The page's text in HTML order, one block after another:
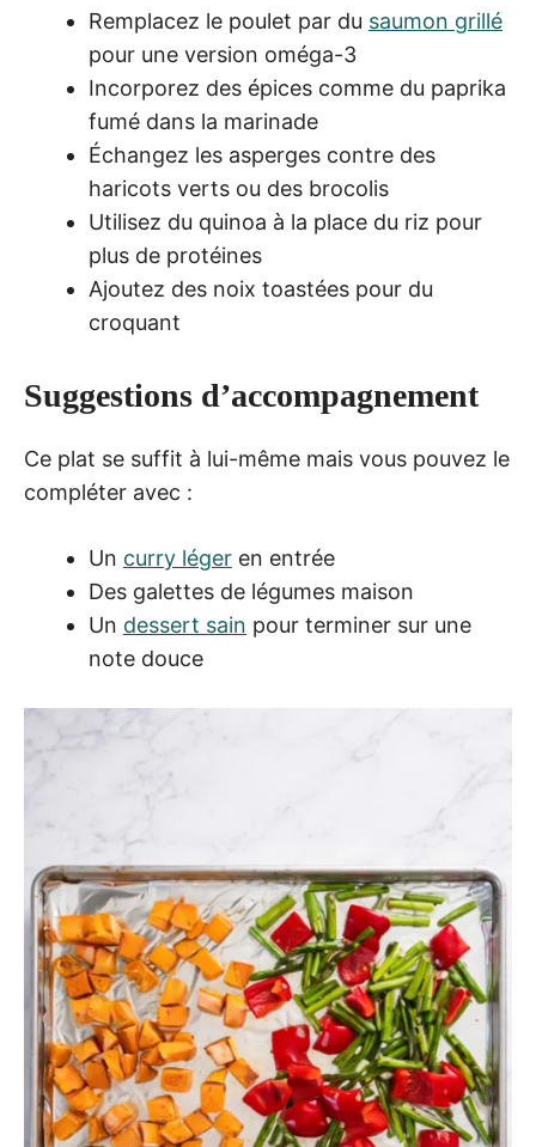
Remplacez le poulet par du saumon grillé
pour une version oméga-3
Incorporez des épices comme du paprika
fumé dans la marinade
Échangez les asperges contre des
haricots verts ou des brocolis
Utilisez du quinoa à la place du riz pour
plus de protéines
Ajoutez des noix toastées pour du
croquant
Suggestions d’accompagnement
Ce plat se suffit à lui-même mais vous pouvez le
compléter avec :
Un curry léger en entrée
Des galettes de légumes maison
Un dessert sain pour terminer sur une
note douce